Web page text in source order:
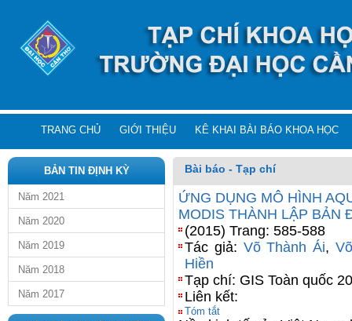
TRANG CHỦ GIỚI THIỆU KÊ KHAI BÀI BÁO KHOA HỌC
BẢN TIN ĐỊNH KỲ
Năm 2021
Năm 2020
Năm 2019
Năm 2018
Năm 2017
Bài báo - Tạp chí
ỨNG DỤNG MÔ HÌNH
MODIS THÀNH LẬP BẢN
(2015) Trang: 585-588
Tác giả: Võ Thành Ái,
Hiền
Tạp chí: GIS Toàn quốc
Liên kết:
Tóm tắt